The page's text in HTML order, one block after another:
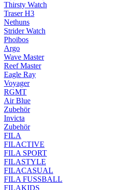
Thirsty Watch
Traser H3
Nethuns
Strider Watch
Phoibos
Argo
Wave Master
Reef Master
Eagle Ray
Voyager
RGMT
Air Blue
Zubehör
Invicta
Zubehör
FILA
FILACTIVE
FILA SPORT
FILASTYLE
FILACASUAL
FILA FUSSBALL
FILAKIDS